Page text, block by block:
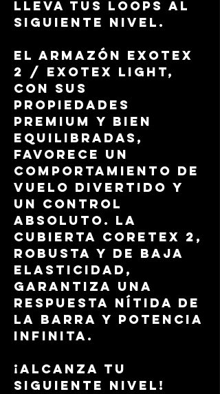
lleva tus loops al
siguiente nivel.
El armazón ExoTex
2 / ExoTex Light,
con sus
propiedades
premium y bien
equilibradas,
favorece un
comportamiento de
vuelo divertido y
un control
absoluto. La
cubierta CoreTex 2,
robusta y de baja
elasticidad,
garantiza una
respuesta nítida de
la barra y potencia
infinita.
¡Alcanza tu
siguiente nivel!